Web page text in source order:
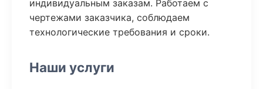
индивидуальным заказам. Работаем с
чертежами заказчика, соблюдаем
технологические требования и сроки.
Наши услуги